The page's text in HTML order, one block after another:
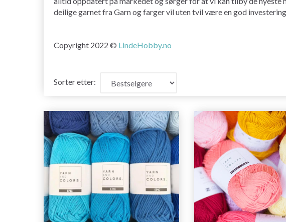
deilige garnet fra Garn og farger vil uten tvil være en god
Copyright 2022 © LindeHobby.no
Sorter etter: